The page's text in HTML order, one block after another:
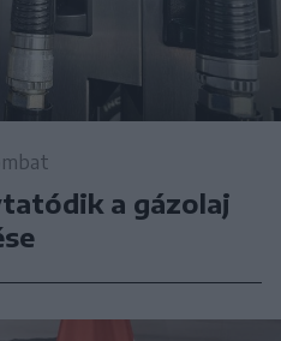
a gázolaj